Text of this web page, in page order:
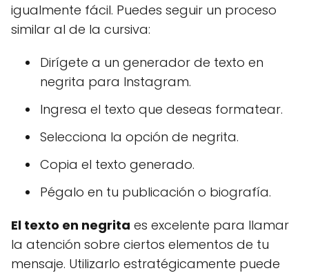
igualmente fácil. Puedes seguir un proceso
similar al de la cursiva:
Dirígete a un generador de texto en
negrita para Instagram.
Ingresa el texto que deseas formatear.
Selecciona la opción de negrita.
Copia el texto generado.
Pégalo en tu publicación o biografía.
El texto en negrita es excelente para llamar
la atención sobre ciertos elementos de tu
mensaje. Utilizarlo estratégicamente puede